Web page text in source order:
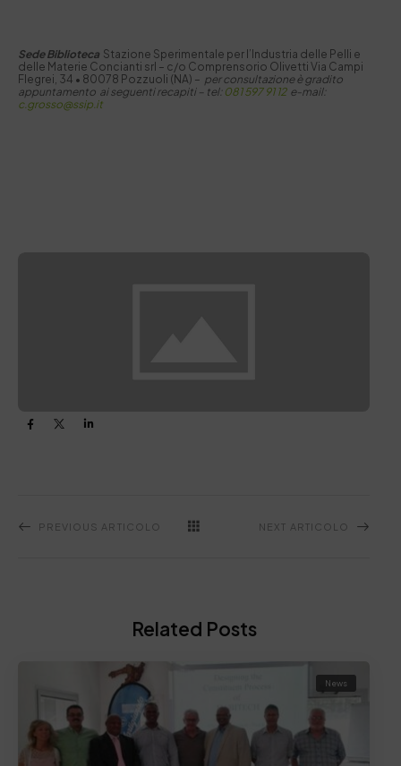
Sede Biblioteca Stazione Sperimentale per I’Industria delle Pelli e
delle Materie Concianti srl – c/o Comprensorio Olivetti Via Campi
Flegrei, 34 • 80078 Pozzuoli (NA) – per consultazione è gradito
appuntamento ai seguenti recapiti – tel: 081 597 91 12e-mail:
c.grosso@ssip.it
PREVIOUS ARTICOLO NEXT ARTICOLO
Related Posts
News